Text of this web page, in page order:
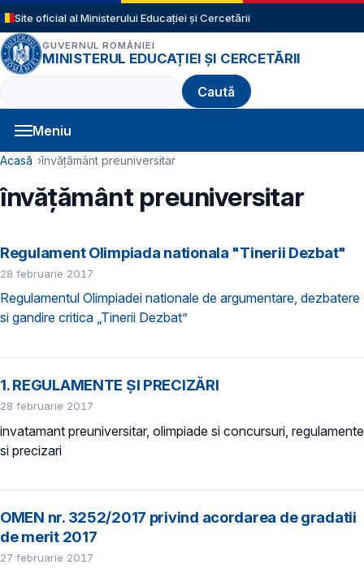
Sari la conținutul principal
Site oficial al Ministerului Educației și Cercetării
GUVERNUL ROMÂNIEI
MINISTERUL EDUCAȚIEI ȘI CERCETĂRII
Caută
Meniu
Navigație principală
Cale de navigare
Acasă învățământ preuniversitar
învățământ preuniversitar
Regulament Olimpiada nationala "Tinerii Dezbat"
28 februarie 2017
Regulamentul Olimpiadei nationale de argumentare, dezbatere
si gandire critica „Tinerii Dezbat”
1. REGULAMENTE ȘI PRECIZĂRI
28 februarie 2017
invatamant preuniversitar, olimpiade si concursuri, regulamente
si precizari
OMEN nr. 3252/2017 privind acordarea de gradatii
de merit 2017
27 februarie 2017